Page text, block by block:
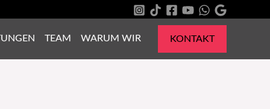
TEAM WARUM WIR KONTAKT